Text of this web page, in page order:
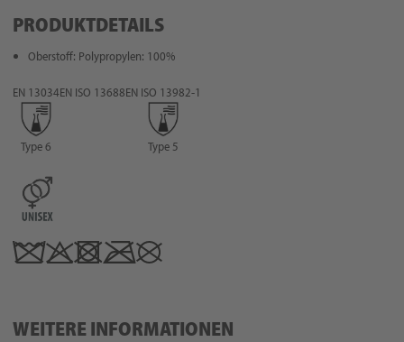
PRODUKTDETAILS
Oberstoff: Polypropylen: 100%
EN 13034
Type 6
EN ISO 13688EN ISO 13982-1
Type 5
WEITERE INFORMATIONEN